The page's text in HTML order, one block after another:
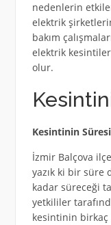
nedenlerin
elektrik
bakım
elektrik
olur.
Kesintinin Süresi
İzmir Balçova
yazık ki bir süre
kadar süreceği
yetkililer
kesintinin birkaç